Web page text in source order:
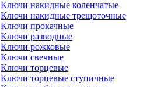
Ключи накидные коленчатые
Ключи накидные трещоточные
Ключи прокачные
Ключи разводные
Ключи рожковые
Ключи свечные
Ключи торцевые
Ключи торцевые ступичные